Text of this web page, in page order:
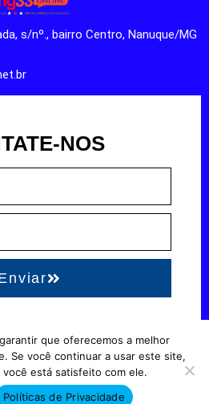
s/nº., bairro Centro, Nanuque/MG
NOS
POLÍTICA DE PRIVACIDADE TERMO DE USO
= Atualizado pelo Consórcio de
que oferecemos a melhor
Se você continuar a usar este site,
você está satisfeito com ele.
Políticas de Privacidade